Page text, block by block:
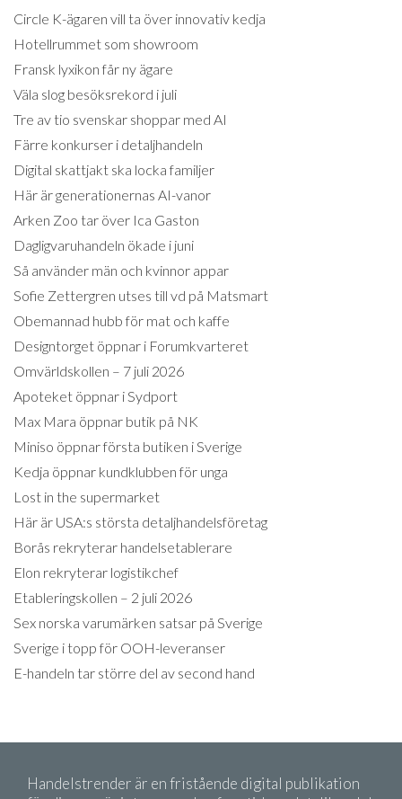
Circle K-ägaren vill ta över innovativ kedja
Hotellrummet som showroom
Fransk lyxikon får ny ägare
Väla slog besöksrekord i juli
Tre av tio svenskar shoppar med AI
Färre konkurser i detaljhandeln
Digital skattjakt ska locka familjer
Här är generationernas AI-vanor
Arken Zoo tar över Ica Gaston
Dagligvaruhandeln ökade i juni
Så använder män och kvinnor appar
Sofie Zettergren utses till vd på Matsmart
Obemannad hubb för mat och kaffe
Designtorget öppnar i Forumkvarteret
Omvärldskollen – 7 juli 2026
Apoteket öppnar i Sydport
Max Mara öppnar butik på NK
Miniso öppnar första butiken i Sverige
Kedja öppnar kundklubben för unga
Lost in the supermarket
Här är USA:s största detaljhandelsföretag
Borås rekryterar handelsetablerare
Elon rekryterar logistikchef
Etableringskollen – 2 juli 2026
Sex norska varumärken satsar på Sverige
Sverige i topp för OOH-leveranser
E-handeln tar större del av second hand
Handelstrender är en fristående digital publikation